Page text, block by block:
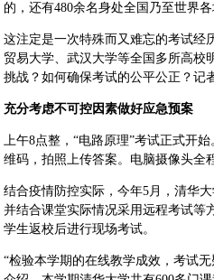
的，还有480余名身处全国乃至世界
这注定是一次特殊而又难忘的考试经
贸易大学、武汉大学等全国多所高校
挑战？如何确保考试的公平公正？记
充分考虑不可控因素做好应急预案
上午8点整，“电路原理”考试正式开
维码，拍照上传答案。电脑摄像头全
结合疫情防控实际，今年5月，清华
并结合课堂实际情况采用远程考试等
学生返校后进行现场考试。
“检验本学期的在线教学成效，考试